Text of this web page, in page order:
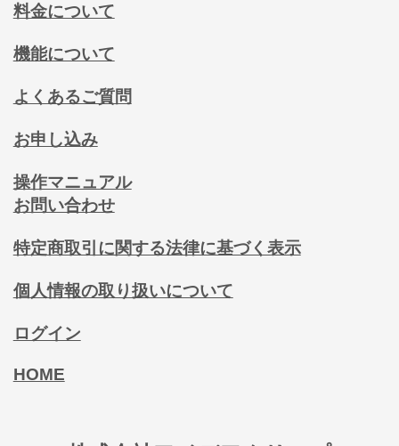
料金について
機能について
よくあるご質問
お申し込み
操作マニュアル
お問い合わせ
特定商取引に関する法律に基づく表示
個人情報の取り扱いについて
ログイン
HOME